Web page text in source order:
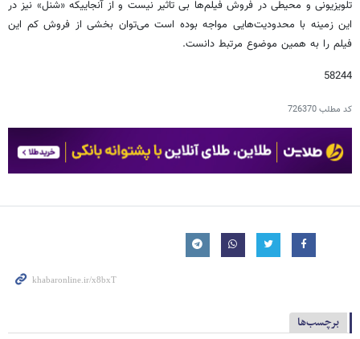
تلویزیونی و محیطی در فروش فیلم‌ها بی تاثیر نیست و از آنجاییکه «شنل» نیز در
این زمینه با محدودیت‌هایی مواجه بوده است می‌توان بخشی از فروش کم این
فیلم را به همین موضوع مرتبط دانست.
58244
کد مطلب726370
برچسب‌ها